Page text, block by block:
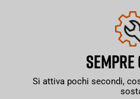
SEMPRE
Si attiva pochi secondi,